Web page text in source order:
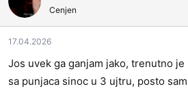
v
a
n
a
:
Cenjen
17.04.2026
Jos uvek ga ganjam jako, trenutno
sa punjaca sinoc u 3 ujtru, posto